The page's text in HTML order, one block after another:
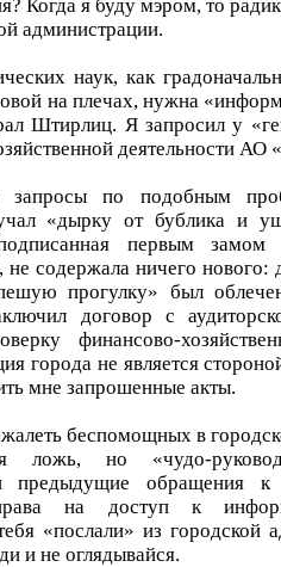
Когда я буду мэром, то
администрации.
наук, как
на плечах, нужна
Штирлиц. Я запросил у
деятельности
по подобным
«дырку от бублика и
первым замом
содержала ничего
прогулку» был
договор с
финансово-
города не является
мне запрошенные акты.
беспомощных в
ложь, но «чудо-
предыдущие обращения
на доступ к
«послали» из городской
и не оглядывайся.